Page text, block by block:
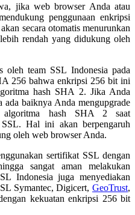
jika web browser Anda atau
penggunaan enkripsi
secara otomatis menurunkan
rendah yang didukung oleh
oleh team SSL Indonesia pada
256 bahwa enkripsi 256 bit ini
hash SHA 2. Jika Anda
baiknya Anda mengupgrade
algoritma hash SHA 2 saat
Hal ini akan berpengaruh
oleh web browser Anda.
sertifikat SSL dengan
sangat aman melakukan
Indonesia juga menyediakan
Symantec, Digicert, GeoTrust,
kekuatan enkripsi 256 bit